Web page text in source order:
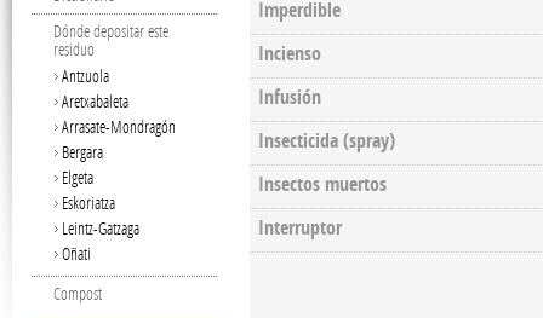
Imperdible
Incienso
Infusión
Insecticida (spray)
Insectos muertos
Interruptor
Dónde depositar este
residuo
Antzuola
Aretxabaleta
Arrasate-Mondragón
Bergara
Elgeta
Eskoriatza
Leintz-Gatzaga
Oñati
Compost